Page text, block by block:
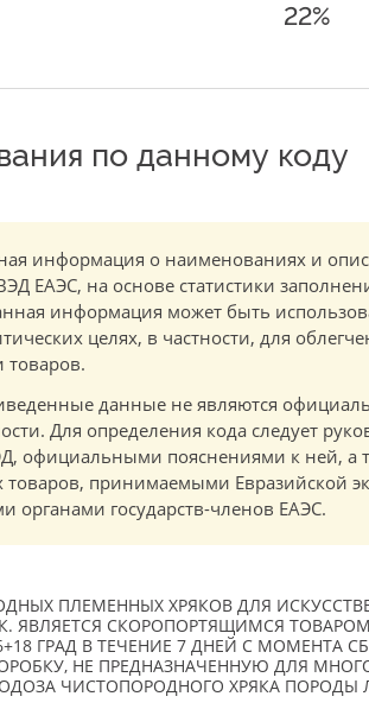
22%
по данному коду
информация о наименованиях и
ЕАЭС, на основе статистики
информация может быть
целях, в частности, для
данные не являются
Для определения кода следует
официальными пояснениями к ней, а
товаров, принимаемыми Евразийской
государств-членов ЕАЭС.
ПЛЕМЕННЫХ ХРЯКОВ ДЛЯ
ЯВЛЯЕТСЯ СКОРОПОРТЯЩИМСЯ
ГРАД В ТЕЧЕНИЕ 7 ДНЕЙ С МОМЕНТА
НЕ ПРЕДНАЗНАЧЕННУЮ ДЛЯ
ЧИСТОПОРОДНОГО ХРЯКА ПОРОДЫ